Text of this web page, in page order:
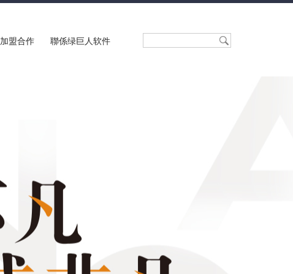
加盟合作 聯係绿巨人软件